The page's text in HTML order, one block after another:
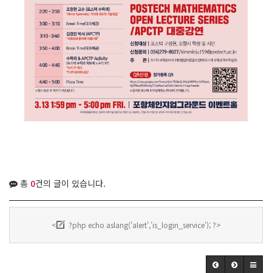
총 0건의 글이 있습니다.
< ?php echo aslang('alert','is_login_service'); ?>